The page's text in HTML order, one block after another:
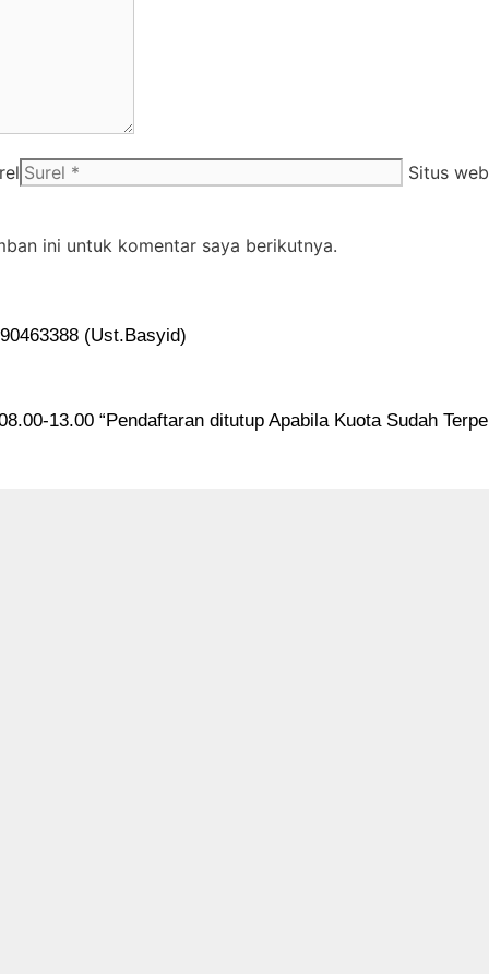
Situs web
ini untuk komentar saya berikutnya.
(Ust.Basyid)
13.00 “Pendaftaran ditutup Apabila Kuota Sudah